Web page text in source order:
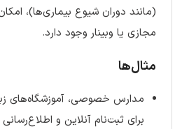
(مانند دوران شیوع بیماری‌ها)،
مجازی یا وبینار وجود دارد.
مثال‌ها
مدارس خصوصی، آموزشگاه‌های
برای ثبت‌نام آنلاین و اطلاع‌رسانی